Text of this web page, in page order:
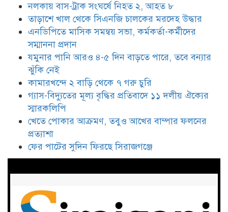
যমুনার পানি আরও ৪-৫ দিন বাড়তে
পারে, তবে বন্যার ঝুঁকি নেই
কামারখন্দে ২ বাড়ি থেকে ৭ গরু চুরি
গ্যাস-বিদ্যুতের মূল্য বৃদ্ধির প্রতিবাদে
খেতে পোকার আক্রমণ, তবুও আখের
নলকায় বাস-ট্রাক সংঘর্ষে নিহত ২, আহত ৮
তাড়াশে খাল থেকে সিএনজি চালকের মরদেহ উদ্ধার
এনডিপিতে মাসিক সমন্বয় সভা, কর্মকর্তা-কর্মীদের
সম্মাননা প্রদান
যমুনার পানি আরও ৪-৫ দিন বাড়তে পারে, তবে বন্যার
ঝুঁকি নেই
কামারখন্দে ২ বাড়ি থেকে ৭ গরু চুরি
গ্যাস-বিদ্যুতের মূল্য বৃদ্ধির প্রতিবাদে ১১ দলীয় ঐক্যের
স্মারকলিপি
খেতে পোকার আক্রমণ, তবুও আখের বাম্পার ফলনের
প্রত্যাশা
ফের পাটের সুদিন ফিরছে সিরাজগঞ্জে